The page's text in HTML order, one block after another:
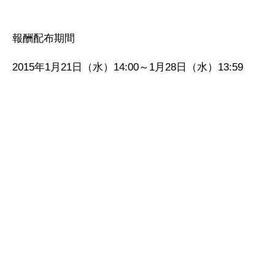
報酬配布期間
2015年1月21日（水）14:00～1月28日（水）13:59